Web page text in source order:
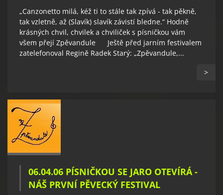
„Canzonetto milá, kéž ti to stále tak zpívá - tak pěkně,
tak vzletně, až (Slavík) slavík závistí bledne.“ Hodně
krásných chvil, chvilek a chviliček s písničkou vám
všem přejí Zpěvandule Ještě před jarním festivalem
zatelefonoval Regině Radek Starý: „Zpěvandule,...
>
06.04.06 PÍSNIČKOU SE JARO OTEVÍRÁ -
NÁŠ PRVNÍ PĚVECKÝ FESTIVAL